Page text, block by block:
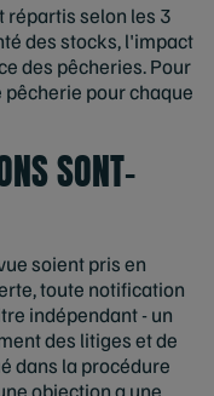
répartis selon les 3
des stocks, l'impact
des pêcheries. Pour
pour chaque
SONT-
soient pris en
toute notification
indépendant - un
des litiges et de
dans la procédure
objection a une